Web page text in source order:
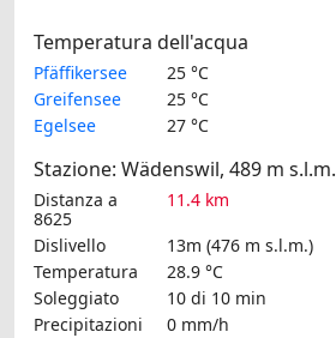
Temperatura dell'acqua
Pfäffikersee
25 °C
Greifensee
25 °C
Egelsee
27 °C
Stazione: Wädenswil, 489 m s.l.m.
Distanza a
8625
11.4 km
Dislivello
13m (476 m s.l.m.)
Temperatura
28.9 °C
Soleggiato
10 di 10 min
Precipitazioni
0 mm/h